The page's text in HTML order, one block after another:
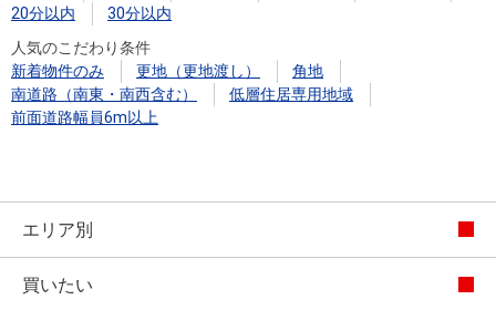
20分以内
30分以内
人気のこだわり条件
新着物件のみ
更地（更地渡し）
角地
南道路（南東・南西含む）
低層住居専用地域
前面道路幅員6m以上
エリア別
買いたい